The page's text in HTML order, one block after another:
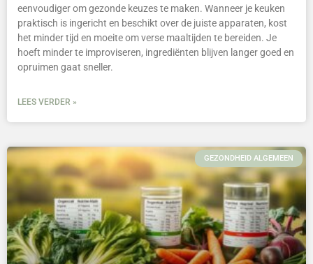
eenvoudiger om gezonde keuzes te maken. Wanneer je keuken
praktisch is ingericht en beschikt over de juiste apparaten, kost
het minder tijd en moeite om verse maaltijden te bereiden. Je
hoeft minder te improviseren, ingrediënten blijven langer goed en
opruimen gaat sneller.
LEES VERDER »
GEZONDHEID ALGEMEEN